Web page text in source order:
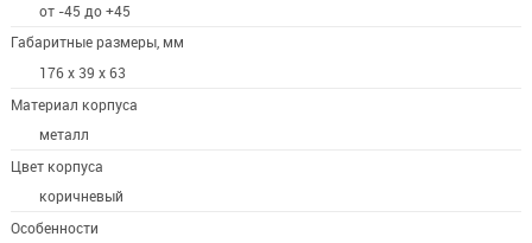
от -45 до +45
Габаритные размеры, мм
176 х 39 х 63
Материал корпуса
металл
Цвет корпуса
коричневый
Особенности